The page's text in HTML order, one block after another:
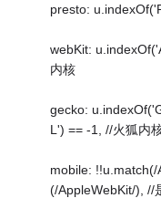
presto:
webKit:
内核
gecko:
L') == -1, //火狐内
mobile:
(/AppleWebKit/), //